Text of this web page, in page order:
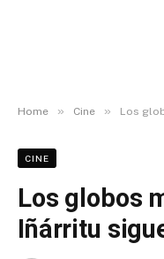
Home » Cine » Los
CINE
Los globos
Iñárritu